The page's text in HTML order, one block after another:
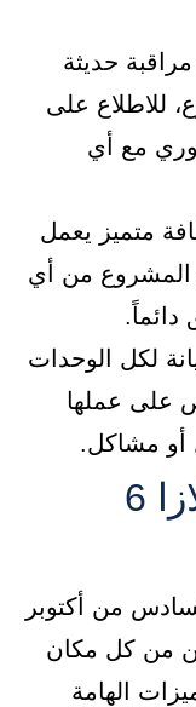
حديثة
للاطلاع على
مع أي
متميز يعمل
المشروع من أي
دائماً.
لكل الوحدات
على عملها
أو مشاكل.
مميزات مول توين بلازا 6
من أكتوبر
من كل مكان
الهامة